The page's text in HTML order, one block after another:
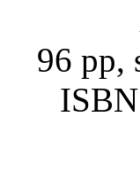
96 pp,